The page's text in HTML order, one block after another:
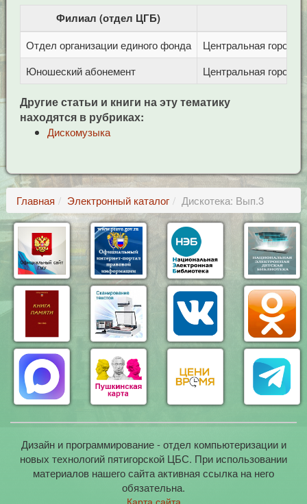
Филиал (отдел ЦГБ)
Отдел организации единого фонда
Центральная
Юношеский абонемент
Центральная
Другие статьи и книги на эту тематику
находятся в рубриках:
Дискомузыка
Главная Электронный каталог Дискотека: Вып.3
Дизайн и программирование - отдел компьютеризации и
новых технологий пятигорской ЦБС. При использовании
материалов нашего сайта активная ссылка на него
обязательна.